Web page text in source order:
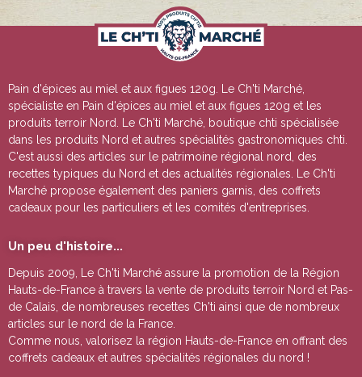
Pain d'épices au miel et aux figues 120g . Le Ch'ti Marché,
spécialiste en Pain d'épices au miel et aux figues 120g et les
produits terroir Nord. Le Ch'ti Marché, boutique chti spécialisée
dans les produits Nord et autres spécialités gastronomiques chti.
C'est aussi des articles sur le patrimoine régional nord, des
recettes typiques du Nord et des actualités régionales. Le Ch'ti
Marché propose également des paniers garnis, des coffrets
cadeaux pour les particuliers et les comités d'entreprises.
Un peu d'histoire...
Depuis 2009, Le Ch'ti Marché assure la promotion de la Région
Hauts-de-France à travers la vente de produits terroir Nord et Pas-
de Calais , de nombreuses recettes Ch'ti ainsi que de nombreux
articles sur le nord de la France.
Comme nous, valorisez la région Hauts-de-France en offrant des
coffrets cadeaux et autres spécialités régionales du nord !